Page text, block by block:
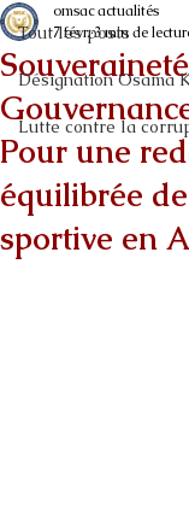
Tout les posts
Désignation Osama
Lutte contre la
Pour une
équilibrée
sportive en
omsac actualités
7 févr.3 min de